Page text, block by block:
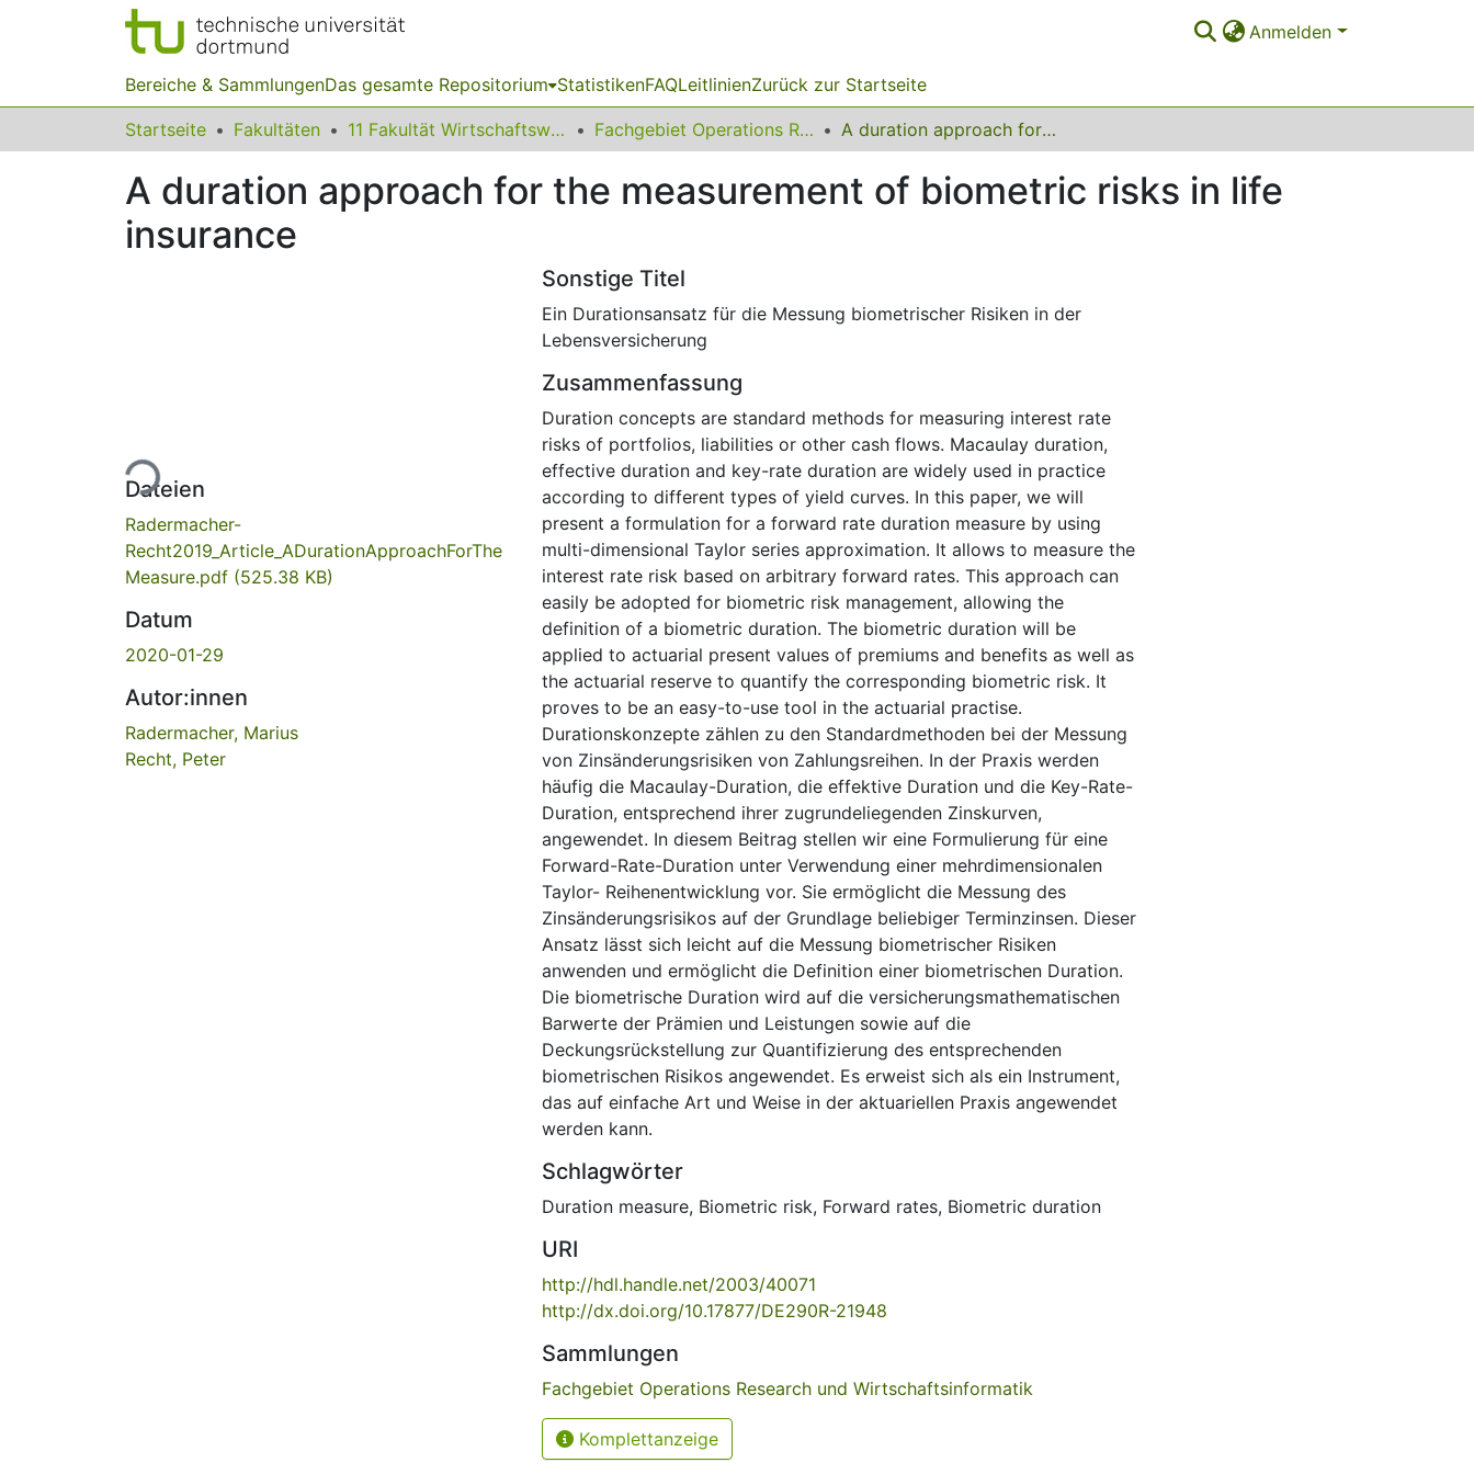
Anmelden
Bereiche & SammlungenDas gesamte Repositorium StatistikenFAQLeitlinienZurück zur Startseite
Startseite Fakultäten 11 Fakultät Wirtschaftswissenschaften Fachgebiet Operations Research und Wirtschaftsinformatik A duration approach for the measurement of biometric risks in life insurance
A duration approach for the measurement of biometric risks in life
insurance
Lade...
Dateien
Radermacher-
Recht2019_Article_ADurationApproachForThe
Measure.pdf (525.38 KB)
Datum
2020-01-29
Autor:innen
Radermacher, Marius
Recht, Peter
Sonstige Titel
Ein Durationsansatz für die Messung biometrischer Risiken in der
Lebensversicherung
Zusammenfassung
Duration concepts are standard methods for measuring interest rate
risks of portfolios, liabilities or other cash flows. Macaulay duration,
effective duration and key-rate duration are widely used in practice
according to different types of yield curves. In this paper, we will
present a formulation for a forward rate duration measure by using
multi-dimensional Taylor series approximation. It allows to measure the
interest rate risk based on arbitrary forward rates. This approach can
easily be adopted for biometric risk management, allowing the
definition of a biometric duration. The biometric duration will be
applied to actuarial present values of premiums and benefits as well as
the actuarial reserve to quantify the corresponding biometric risk. It
proves to be an easy-to-use tool in the actuarial practise.
Durationskonzepte zählen zu den Standardmethoden bei der Messung
von Zinsänderungsrisiken von Zahlungsreihen. In der Praxis werden
häufig die Macaulay-Duration, die effektive Duration und die Key-Rate-
Duration, entsprechend ihrer zugrundeliegenden Zinskurven,
angewendet. In diesem Beitrag stellen wir eine Formulierung für eine
Forward-Rate-Duration unter Verwendung einer mehrdimensionalen
Taylor- Reihenentwicklung vor. Sie ermöglicht die Messung des
Zinsänderungsrisikos auf der Grundlage beliebiger Terminzinsen. Dieser
Ansatz lässt sich leicht auf die Messung biometrischer Risiken
anwenden und ermöglicht die Definition einer biometrischen Duration.
Die biometrische Duration wird auf die versicherungsmathematischen
Barwerte der Prämien und Leistungen sowie auf die
Deckungsrückstellung zur Quantifizierung des entsprechenden
biometrischen Risikos angewendet. Es erweist sich als ein Instrument,
das auf einfache Art und Weise in der aktuariellen Praxis angewendet
werden kann.
Schlagwörter
Duration measure, Biometric risk, Forward rates, Biometric duration
URI
http://hdl.handle.net/2003/40071
http://dx.doi.org/10.17877/DE290R-21948
Sammlungen
Fachgebiet Operations Research und Wirtschaftsinformatik
Komplettanzeige